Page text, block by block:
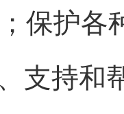
； 保护各
支持